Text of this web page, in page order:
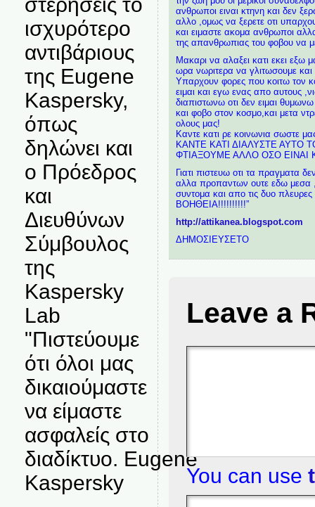
ισχυρότερο
αντιβάριους
της Eugene
Kaspersky,
όπως
δηλώνει και
ο Πρόεδρος
και
Διευθύνων
Σύμβουλος
της
Kaspersky
Lab
"Πιστεύουμε
ότι όλοι μας
δικαιούμαστε
να είμαστε
ασφαλείς στο
διαδίκτυο. Eugene
Kaspersky
ανθρωποι ειναι κτηνη και δεν
αλλο ,ομως να ξερετε οτι
και ειμαστε ακομα ανθρωποι
της απανθρωπιας του φοβου να
Μακαρι να αλαξει κατι εκει εξω
ωρα νωριτερα να γλιτωσουμε και
Υπαρχουν φορες που κοιτω τον
ειμαι και εγω ενας απο αυτους
διαπιστωνω οτι δεν ειμαι
και φοβο στον κοσμο,και μετα
ολους μας!
Καντε κατι ρε κοινωνια σωστε
ΚΑΝΤΕ ΚΑΤΙ ΔΙΑΛΥΣΤΕ ΑΥΤΟ
ΦΤΙΑΞΟΥΜΕ ΑΛΛΟ ΟΣΟ ΕΙΝΑΙ
Γιατι πιστευω οτι τα πραγματα
αλλα προπαντων ουτε εδω μεσα
συντομα και απο τις δυο
ΒΟΗΘΕΙΑ!!!!!!!!!!”
http://attikanea.blogspot.com
ΔΗΜΟΣΙΕΥΣΕΤΟ
Leave a
You can use